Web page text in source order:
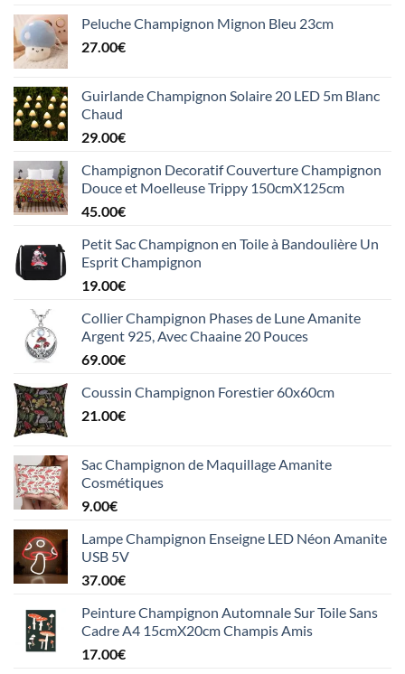
Peluche Champignon Mignon Bleu 23cm
27.00€
Guirlande Champignon Solaire 20 LED 5m Blanc
Chaud
29.00€
Champignon Decoratif Couverture Champignon
Douce et Moelleuse Trippy 150cmX125cm
45.00€
Petit Sac Champignon en Toile à Bandoulière Un
Esprit Champignon
19.00€
Collier Champignon Phases de Lune Amanite
Argent 925, Avec Chaaine 20 Pouces
69.00€
Coussin Champignon Forestier 60x60cm
21.00€
Sac Champignon de Maquillage Amanite
Cosmétiques
9.00€
Lampe Champignon Enseigne LED Néon Amanite
USB 5V
37.00€
Peinture Champignon Automnale Sur Toile Sans
Cadre A4 15cmX20cm Champis Amis
17.00€